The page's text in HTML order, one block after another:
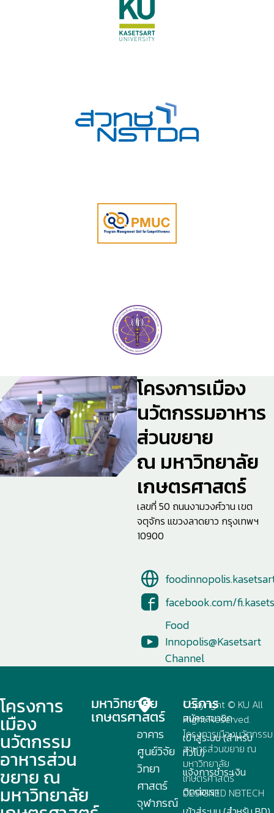
โครงการเมือง
นวัตกรรมอาหาร
ส่วนขยาย
ณ มหาวิทยาลัย
เกษตรศาสตร์
เลขที่ 50 ถนนงามวงศ์วาน เขต
จตุจักร แขวงลาดยาว กรุงเทพฯ
10900
facebook.com/
Food
Innopolis@Kasetsart
Channel
โครงการ
เมือง
นวัตกรรม
อาหารส่วน
ขยาย ณ
มหาวิทยาลัย
มหาวิทยาลัย
เกษตรศาสตร์
อาคาร
ศูนย์วิจัย
วิทยา
ศาสตร์
จุฬาภรณ์
บริการ
สมัครสมาชิก
เข้าสู่ระบบ (สำหรับ
ทั่วไป)
แจ้งการชำระเงิน
ติดต่อเรา
Copyright © KU All
Right Reserved.
โครงการเมืองนวัตกรรม
อาหารส่วนขยาย ณ
มหาวิทยาลัย
เกษตรศาสตร์
DESIGNED NBTECH